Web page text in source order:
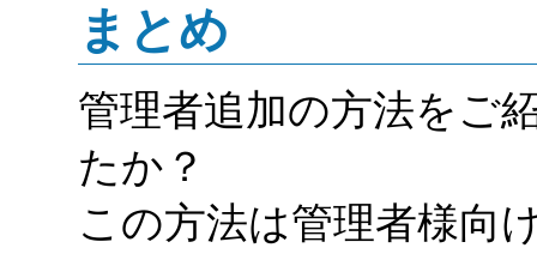
まとめ
管理者追加の方法をご
たか？
この方法は管理者様向